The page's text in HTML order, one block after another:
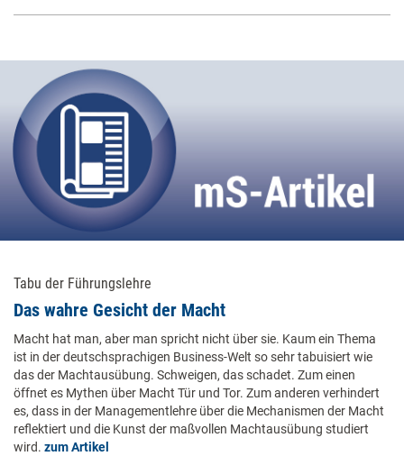
Tabu der Führungslehre
Das wahre Gesicht der Macht
Macht hat man, aber man spricht nicht über sie. Kaum ein Thema
ist in der deutschsprachigen Business-Welt so sehr tabuisiert wie
das der Machtausübung. Schweigen, das schadet. Zum einen
öffnet es Mythen über Macht Tür und Tor. Zum anderen verhindert
es, dass in der Managementlehre über die Mechanismen der Macht
reflektiert und die Kunst der maßvollen Machtausübung studiert
wird. zum Artikel